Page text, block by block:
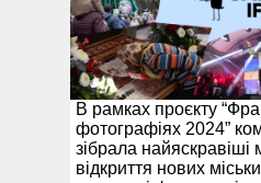
В рамках проєкту
фотографіях 2024”
зібрала найяскравіші
відкриття нових